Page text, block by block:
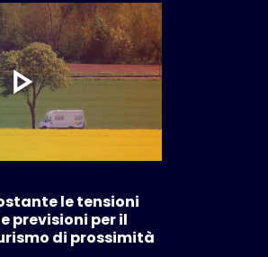
le tensioni
previsioni per il
di prossimità